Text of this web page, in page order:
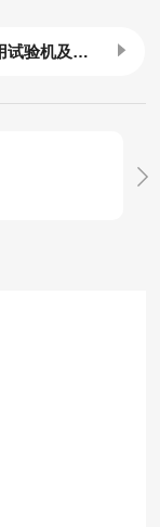
专用试验机及试验附件夹具